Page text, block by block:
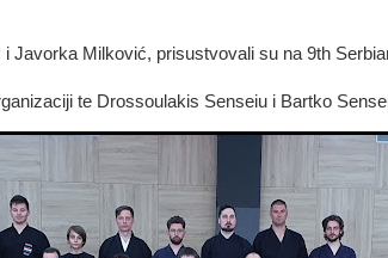
Javorka Milković, prisustvovali su na 9th
te Drossoulakis Senseiu i Bartko